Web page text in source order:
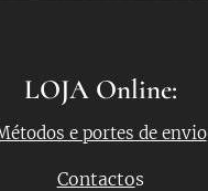
LOJA Online:
e portes de envio
Contactos